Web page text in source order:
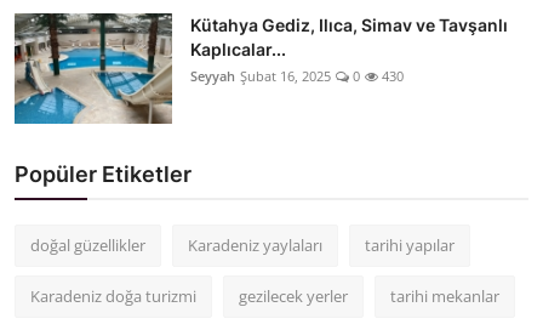
Kütahya Gediz, Ilıca, Simav ve Tavşanlı
Kaplıcalar...
Seyyah Şubat 16, 2025 0 430
Popüler Etiketler
doğal güzellikler Karadeniz yaylaları tarihi yapılar
Karadeniz doğa turizmi gezilecek yerler tarihi mekanlar